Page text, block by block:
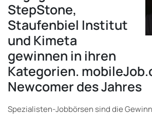
StepStone,
Staufenbiel Institut
und Kimeta
gewinnen in ihren
Kategorien.
Newcomer des Jahres
Spezialisten-Jobbörsen sind die